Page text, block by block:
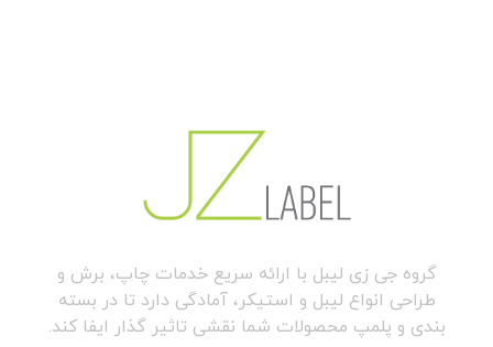
گروه جی زی لیبل با ارائه سریع خدمات چاپ، برش و
طراحی انواع لیبل و استیکر، آمادگی دارد تا در بسته
بندی و پلمپ محصولات شما نقشی تاثیر گذار ایفا کند.